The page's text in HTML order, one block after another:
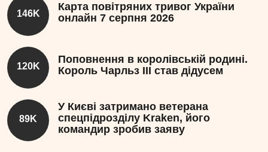
146K
Карта повітряних тривог України
онлайн 7 серпня 2026
120K
Поповнення в королівській родині.
Король Чарльз III став дідусем
89K
У Києві затримано ветерана
спецпідрозділу Kraken, його
командир зробив заяву